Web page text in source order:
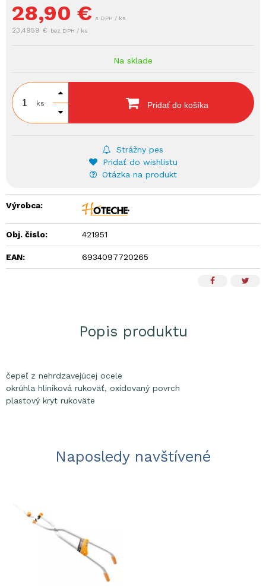
28,90 € s DPH / ks
23,4959 € bez DPH / ks
Na sklade
ks Pridať do košíka
Strážny pes
Pridať do wishlistu
Otázka na produkt
Výrobca:
Obj. čislo: 421951
EAN: 6934097720265
Popis produktu
čepeľ z nehrdzavejúcej ocele
okrúhla hliníková rukoväť, oxidovaný povrch
plastový kryt rukoväte
Naposledy navštívené